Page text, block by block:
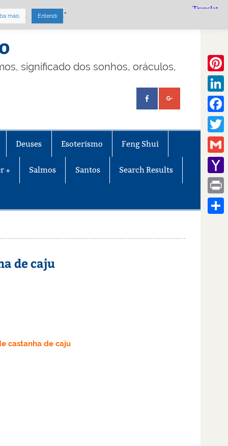
significado dos sonhos, oráculos,
Deuses Esoterismo Feng Shui
+ Salmos Santos Search Results
de caju
castanha de caju
Gmail
Mail
Print
mais . Entendi ."